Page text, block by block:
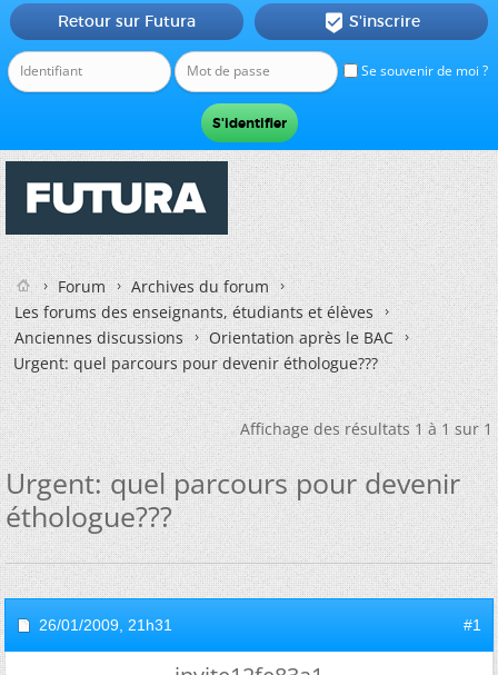
Se souvenir de moi ?
Retour sur Futura  S'inscrire
Forum
Archives du forum
Les forums des enseignants, étudiants et élèves
Anciennes discussions
Orientation après le BAC
Urgent: quel parcours pour devenir éthologue???
Affichage des résultats 1 à 1 sur 1
Urgent: quel parcours pour devenir
éthologue???
26/01/2009, 21h31 #1